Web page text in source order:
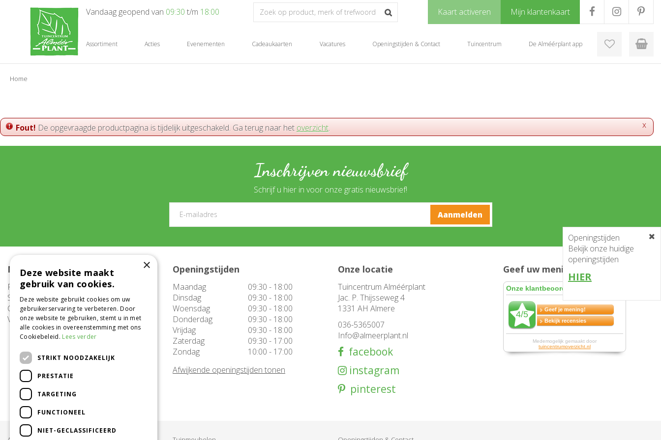
Home
Kaart activeren Mijn klantenkaart
Vandaag geopend van 09:30 t/m 18:00
Assortiment Acties Evenementen Cadeaukaarten Vacatures Openingstijden & Contact Tuincentrum De Alméérplant app
x
Fout! De opgevraagde productpagina is tijdelijk uitgeschakeld. Ga terug naar het overzicht.
Inschrijven nieuwsbrief
Schrijf u hier in voor onze gratis nieuwsbrief!
Meer informatie
FAQ
Service
Contact
Vacatures
Openingstijden
Maandag
09:30 - 18:00
Dinsdag
09:30 - 18:00
Woensdag
09:30 - 18:00
Donderdag
09:30 - 18:00
Vrijdag
09:30 - 18:00
Zaterdag
09:30 - 17:00
Zondag
10:00 - 17:00
Afwijkende openingstijden tonen
Onze locatie
Tuincentrum Alméérplant
Jac. P. Thijsseweg 4
1331 AH Almere
036-5365007
Info@almeerplant.nl
facebook
instagram
pinterest
Geef uw mening en win!
Openingstijden
Bekijk onze huidige
openingstijden
HIER
×
Deze website maakt
gebruik van cookies.
Deze website gebruikt cookies om uw
gebruikerservaring te verbeteren. Door
onze website te gebruiken, stemt u in met
alle cookies in overeenstemming met ons
Cookiebeleid. Lees verder
STRIKT NOODZAKELIJK
PRESTATIE
TARGETING
FUNCTIONEEL
NIET-GECLASSIFICEERD